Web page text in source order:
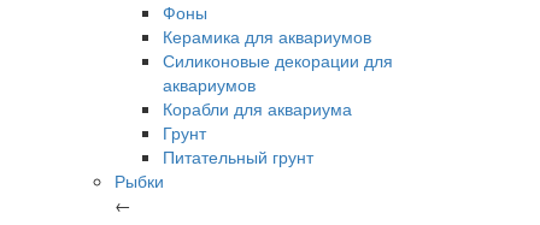
Фоны
Керамика для аквариумов
Силиконовые декорации для
аквариумов
Корабли для аквариума
Грунт
Питательный грунт
Рыбки
←